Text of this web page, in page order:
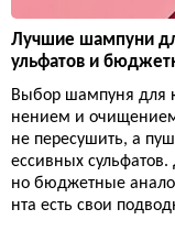
Лучшие шампуни
ульфатов и
Выбор шампуня для
нением и
не пересушить, а
ессивных
но бюджетные
нта есть свои